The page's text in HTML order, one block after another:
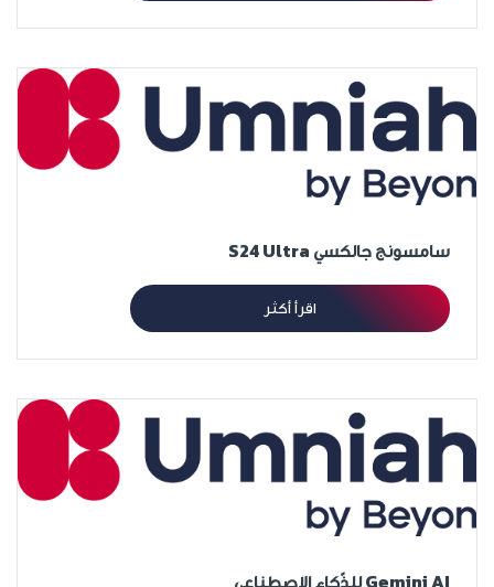
سامسونج جالكسي S24 Ultra
اقرأ أكثر